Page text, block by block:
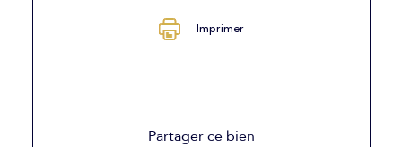
Imprimer
Partager ce bien